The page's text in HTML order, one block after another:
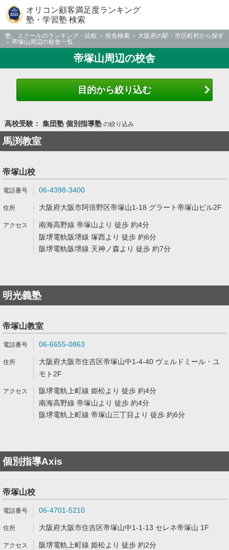
オリコン顧客満足度ランキング
塾・学習塾 検索
塾、スクールのランキング・比較 校舎検索
大阪府の駅・市区町村から探す
帝塚山周辺の校舎一覧
帝塚山周辺の校舎
目的から絞り込む
高校受験： 集団塾 個別指導塾の絞り込み
馬渕教室
帝塚山校
06-4398-3400
大阪府大阪市阿倍野区帝塚山1-18 グラート帝塚山ビル2F
南海高野線 帝塚山より 徒歩 約4分
阪堺電軌阪堺線 塚西より 徒歩 約6分
阪堺電軌阪堺線 天神ノ森より 徒歩 約7分
明光義塾
帝塚山教室
06-6655-0863
大阪府大阪市住吉区帝塚山中1-4-40 ヴェルドミール・ユ
モト2F
阪堺電軌上町線 姫松より 徒歩 約4分
南海高野線 帝塚山より 徒歩 約4分
阪堺電軌上町線 帝塚山三丁目より 徒歩 約6分
個別指導Axis
帝塚山校
06-4701-5210
大阪府大阪市住吉区帝塚山中1-1-13 セレネ帝塚山 1F
阪堺電軌上町線 姫松より 徒歩 約2分